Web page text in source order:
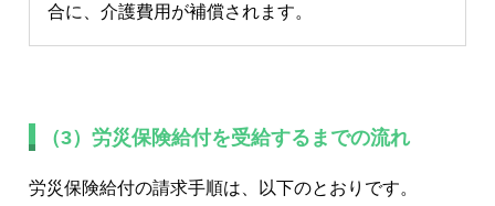
合に、介護費用が補償されます。
（3）労災保険給付を受給するまでの流れ
労災保険給付の請求手順は、以下のとおりです。